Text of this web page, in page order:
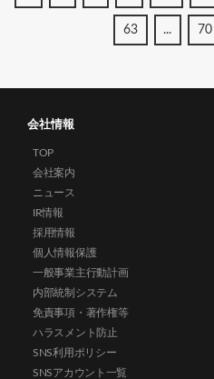
63 ... 70
会社情報
TOP
会社案内
ニュース
IR情報
採用情報
個人情報保護
一般事業主行動計画
内部統制システム
免責事項・著作権等
ハラスメント防止
SNS利用ポリシー
SNSアカウント一覧